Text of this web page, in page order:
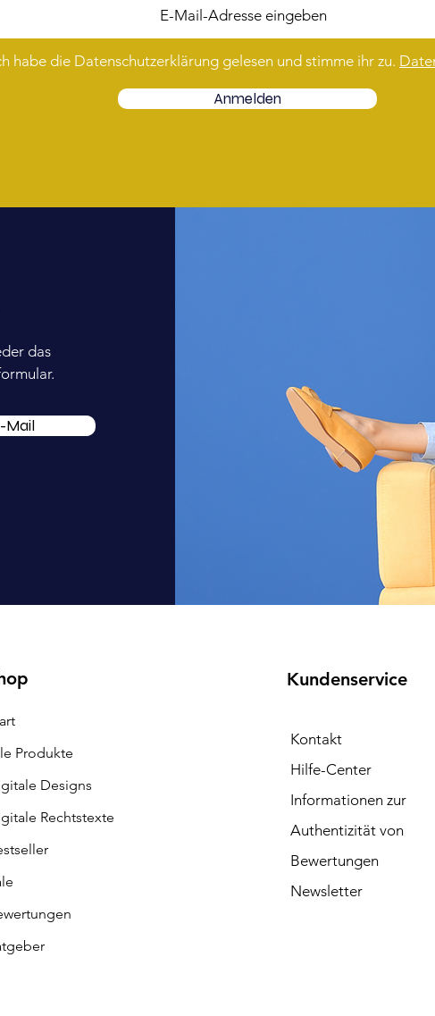
habe die Datenschutzerklärung gelesen und stimme ihr zu.
Anmelden
das
Mail
Produkte
Designs
Rechtstexte
Kundenservice
Kontakt
Hilfe-Center
Informationen zur
Authentizität von
Bewertungen
Newsletter